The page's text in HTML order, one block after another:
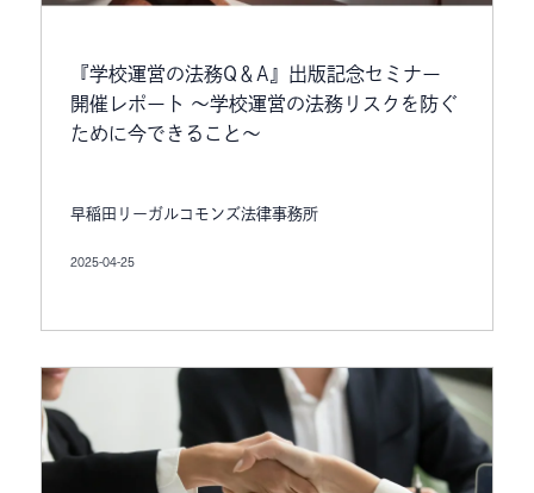
『学校運営の法務Q＆A』出版記念セミナー
開催レポート 〜学校運営の法務リスクを防ぐ
ために今できること〜
早稲田リーガルコモンズ法律事務所
2025-04-25